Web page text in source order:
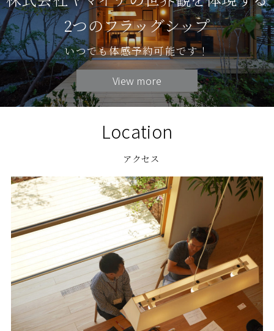
2つのフラッグシップ
いつでも体感予約可能です！
View more
Location
アクセス